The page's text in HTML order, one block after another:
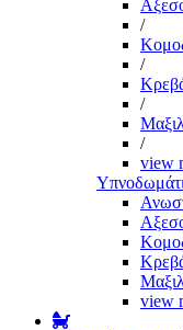
/
/
/
/
view
view